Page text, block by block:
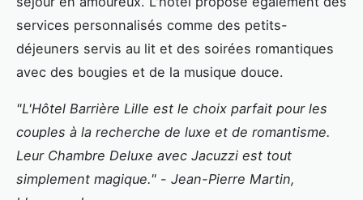
services personnalisés comme des petits-
déjeuners servis au lit et des soirées romantiques
avec des bougies et de la musique douce.
"L'Hôtel Barrière Lille est le choix parfait pour les
couples à la recherche de luxe et de romantisme.
Leur Chambre Deluxe avec Jacuzzi est tout
simplement magique." - Jean-Pierre Martin,